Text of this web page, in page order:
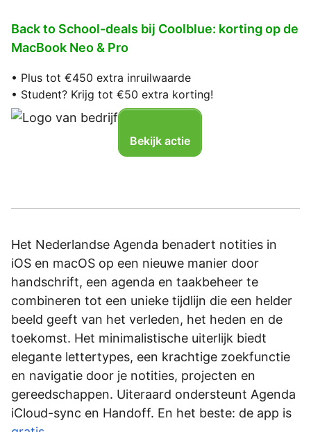
Back to School-deals bij Coolblue: korting op de
MacBook Neo & Pro
• Plus tot €450 extra inruilwaarde
• Student? Krijg tot €50 extra korting!
Bekijk actie
Het Nederlandse Agenda benadert notities in
iOS en macOS op een nieuwe manier door
handschrift, een agenda en taakbeheer te
combineren tot een unieke tijdlijn die een helder
beeld geeft van het verleden, het heden en de
toekomst. Het minimalistische uiterlijk biedt
elegante lettertypes, een krachtige zoekfunctie
en navigatie door je notities, projecten en
gereedschappen. Uiteraard ondersteunt Agenda
iCloud-sync en Handoff. En het beste: de app is